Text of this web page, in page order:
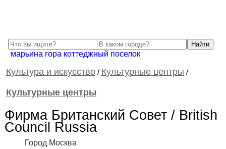
марьина гора коттеджный поселок
Культура и искусство / Культурные центры /
Культурные центры
Фирма Британский Cовет / British
Сouncil Russia
Город Москва